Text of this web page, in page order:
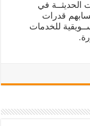
الحديثــة في
قدرات
للخدمات